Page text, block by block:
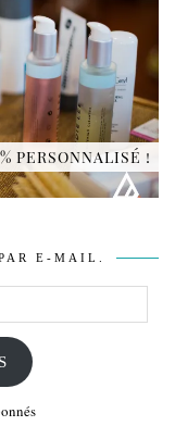
PERSONNALISÉ !
E-MAIL.